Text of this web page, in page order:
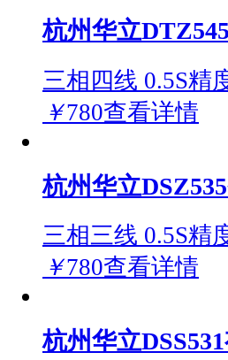
杭州华立
三相四线 0.5S精
￥780查看详情
杭州华立
三相三线 0.5S精
￥780查看详情
杭州华立